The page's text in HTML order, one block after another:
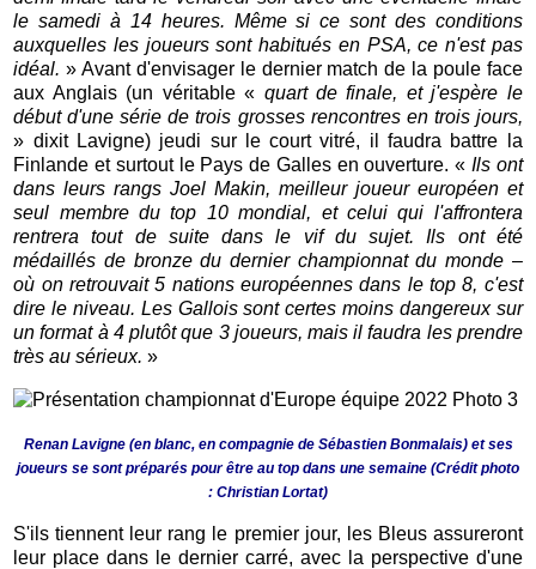
le samedi à 14 heures. Même si ce sont des conditions
auxquelles les joueurs sont habitués en PSA, ce n'est pas
idéal. » Avant d'envisager le dernier match de la poule face
aux Anglais (un véritable « quart de finale, et j'espère le
début d'une série de trois grosses rencontres en trois jours,
» dixit Lavigne) jeudi sur le court vitré, il faudra battre la
Finlande et surtout le Pays de Galles en ouverture. «Ils ont
dans leurs rangs Joel Makin, meilleur joueur européen et
seul membre du top 10 mondial, et celui qui l'affrontera
rentrera tout de suite dans le vif du sujet. Ils ont été
médaillés de bronze du dernier championnat du monde –
où on retrouvait 5 nations européennes dans le top 8, c'est
dire le niveau. Les Gallois sont certes moins dangereux sur
un format à 4 plutôt que 3 joueurs, mais il faudra les prendre
très au sérieux.»
Renan Lavigne (en blanc, en compagnie de Sébastien Bonmalais) et ses
joueurs se sont préparés pour être au top dans une semaine (Crédit photo
: Christian Lortat)
S'ils tiennent leur rang le premier jour, les Bleus assureront
leur place dans le dernier carré, avec la perspective d'une